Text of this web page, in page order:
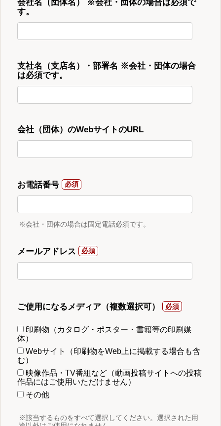
会社名（団体名） ※会社・団体の場合は必須で
す。
支社名（支店名）・部署名 ※会社・団体の場合
は必須です。
会社（団体）のWebサイトのURL
お電話番号
※会社・団体の場合は固定電話必須です。
メールアドレス
ご使用になるメディア（複数選択可）
印刷物（カタログ・ポスター・書籍等の印刷媒
体）
Webサイト（印刷物をWeb上に掲載する場合も含
む）
映像作品・TV番組など（動画投稿サイトへの投稿
作品にはご使用いただけません）
その他
※該当するものをすべて選択してください。選択された用